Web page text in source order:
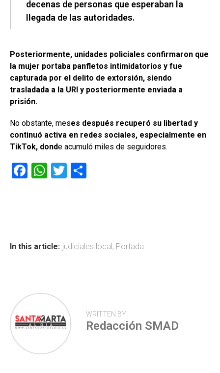
decenas de personas que esperaban la
llegada de las autoridades.
Posteriormente, unidades policiales confirmaron que
la mujer portaba panfletos intimidatorios y fue
capturada por el delito de extorsión, siendo
trasladada a la URI y posteriormente enviada a
prisión.
No obstante, meses después recuperó su libertad y
continuó activa en redes sociales, especialmente en
TikTok, donde acumuló miles de seguidores.
F
ok
W
p
T
tir
In this article: judiciales local , Portada
WRITTEN BY
Redacción SMAD